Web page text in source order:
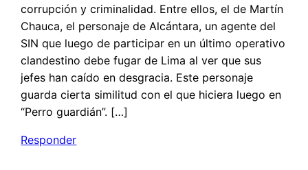
corrupción y criminalidad. Entre ellos, el de Martín
Chauca, el personaje de Alcántara, un agente del
SIN que luego de participar en un último operativo
clandestino debe fugar de Lima al ver que sus
jefes han caído en desgracia. Este personaje
guarda cierta similitud con el que hiciera luego en
“Perro guardián”. […]
Responder